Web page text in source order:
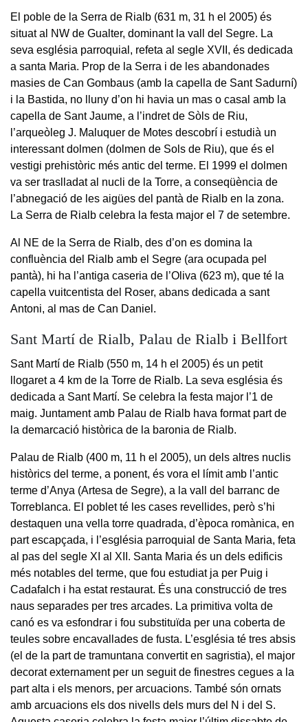
El poble de la Serra de Rialb (631 m, 31 h el 2005) és
situat al NW de Gualter, dominant la vall del Segre. La
seva església parroquial, refeta al segle XVII, és dedicada
a santa Maria. Prop de la Serra i de les abandonades
masies de Can Gombaus (amb la capella de Sant Sadurní)
i la Bastida, no lluny d’on hi havia un mas o casal amb la
capella de Sant Jaume, a l’indret de Sòls de Riu,
l’arqueòleg J. Maluquer de Motes descobrí i estudià un
interessant dolmen (dolmen de Sols de Riu), que és el
vestigi prehistòric més antic del terme. El 1999 el dolmen
va ser traslladat al nucli de la Torre, a conseqüència de
l’abnegació de les aigües del pantà de Rialb en la zona.
La Serra de Rialb celebra la festa major el 7 de setembre.
Al NE de la Serra de Rialb, des d’on es domina la
confluència del Rialb amb el Segre (ara ocupada pel
pantà), hi ha l’antiga caseria de l’Oliva (623 m), que té la
capella vuitcentista del Roser, abans dedicada a sant
Antoni, al mas de Can Daniel.
Sant Martí de Rialb, Palau de Rialb i Bellfort
Sant Martí de Rialb (550 m, 14 h el 2005) és un petit
llogaret a 4 km de la Torre de Rialb. La seva església és
dedicada a Sant Martí. Se celebra la festa major l’1 de
maig. Juntament amb Palau de Rialb hava format part de
la demarcació històrica de la baronia de Rialb.
Palau de Rialb (400 m, 11 h el 2005), un dels altres nuclis
històrics del terme, a ponent, és vora el límit amb l’antic
terme d’Anya (Artesa de Segre), a la vall del barranc de
Torreblanca. El poblet té les cases revellides, però s’hi
destaquen una vella torre quadrada, d’època romànica, en
part escapçada, i l’església parroquial de Santa Maria, feta
al pas del segle XI al XII. Santa Maria és un dels edificis
més notables del terme, que fou estudiat ja per Puig i
Cadafalch i ha estat restaurat. És una construcció de tres
naus separades per tres arcades. La primitiva volta de
canó es va esfondrar i fou substituïda per una coberta de
teules sobre encavallades de fusta. L’església té tres absis
(el de la part de tramuntana convertit en sagristia), el major
decorat externament per un seguit de finestres cegues a la
part alta i els menors, per arcuacions. També són ornats
amb arcuacions els dos nivells dels murs del N i del S.